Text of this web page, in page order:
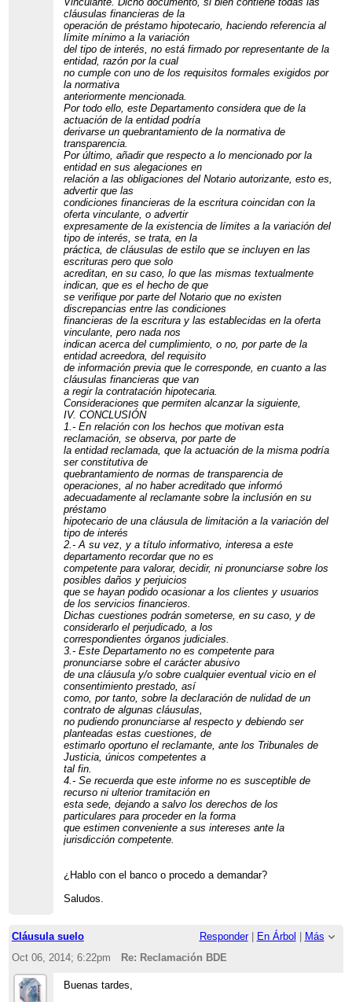
cláusulas financieras de la
operación de préstamo hipotecario, haciendo referencia al
límite mínimo a la variación
del tipo de interés, no está firmado por representante de la
entidad, razón por la cual
no cumple con uno de los requisitos formales exigidos por
la normativa
anteriormente mencionada.
Por todo ello, este Departamento considera que de la
actuación de la entidad podría
derivarse un quebrantamiento de la normativa de
transparencia.
Por último, añadir que respecto a lo mencionado por la
entidad en sus alegaciones en
relación a las obligaciones del Notario autorizante, esto es,
advertir que las
condiciones financieras de la escritura coincidan con la
oferta vinculante, o advertir
expresamente de la existencia de límites a la variación del
tipo de interés, se trata, en la
práctica, de cláusulas de estilo que se incluyen en las
escrituras pero que solo
acreditan, en su caso, lo que las mismas textualmente
indican, que es el hecho de que
se verifique por parte del Notario que no existen
discrepancias entre las condiciones
financieras de la escritura y las establecidas en la oferta
vinculante, pero nada nos
indican acerca del cumplimiento, o no, por parte de la
entidad acreedora, del requisito
de información previa que le corresponde, en cuanto a las
cláusulas financieras que van
a regir la contratación hipotecaria.
Consideraciones que permiten alcanzar la siguiente,
IV. CONCLUSIÓN
1.- En relación con los hechos que motivan esta
reclamación, se observa, por parte de
la entidad reclamada, que la actuación de la misma podría
ser constitutiva de
quebrantamiento de normas de transparencia de
operaciones, al no haber acreditado que informó
adecuadamente al reclamante sobre la inclusión en su
préstamo
hipotecario de una cláusula de limitación a la variación del
tipo de interés
2.- A su vez, y a título informativo, interesa a este
departamento recordar que no es
competente para valorar, decidir, ni pronunciarse sobre los
posibles daños y perjuicios
que se hayan podido ocasionar a los clientes y usuarios
de los servicios financieros.
Dichas cuestiones podrán someterse, en su caso, y de
considerarlo el perjudicado, a los
correspondientes órganos judiciales.
3.- Este Departamento no es competente para
pronunciarse sobre el carácter abusivo
de una cláusula y/o sobre cualquier eventual vicio en el
consentimiento prestado, así
como, por tanto, sobre la declaración de nulidad de un
contrato de algunas cláusulas,
no pudiendo pronunciarse al respecto y debiendo ser
planteadas estas cuestiones, de
estimarlo oportuno el reclamante, ante los Tribunales de
Justicia, únicos competentes a
tal fin.
4.- Se recuerda que este informe no es susceptible de
recurso ni ulterior tramitación en
esta sede, dejando a salvo los derechos de los
particulares para proceder en la forma
que estimen conveniente a sus intereses ante la
jurisdicción competente.
¿Hablo con el banco o procedo a demandar?
Saludos.
Cláusula suelo Responder| En Árbol
Más
Oct 06, 2014; 6:22pm
Re: Reclamación BDE
Buenas tardes,